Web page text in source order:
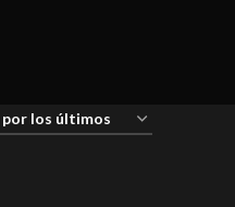
ROCK & ROLL